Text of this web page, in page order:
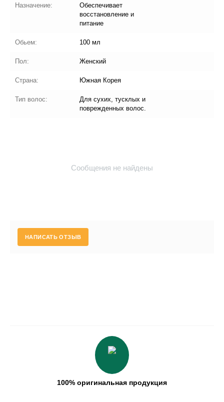
Назначение:
Обеспечивает
восстановление и
питание
Обьем: 100 мл
Пол: Женский
Страна: Южная Корея
Тип волос:
Для сухих, тусклых и
поврежденных волос.
Сообщения не найдены
НАПИСАТЬ ОТЗЫВ
100% оригинальная продукция